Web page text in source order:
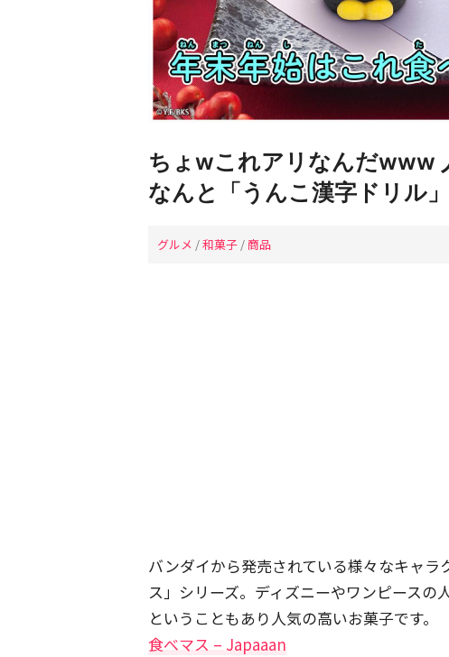
ちょwこれアリなんだwww
なんと「うんこ漢字ドリル
グルメ /和菓子 / 商品
バンダイから発売されている様々なキャ
ス」シリーズ。ディズニーやワンピース
ということもあり人気の高いお菓子です。
食べマス – Japaaan